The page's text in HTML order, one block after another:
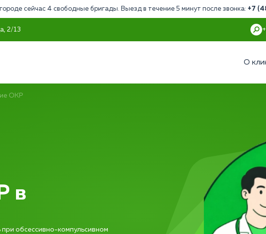
сейчас 4 свободные бригады. Выезд в течение 5 минут после звонка: +7
2/13
О
ОКР
в
обсессивно-компульсивном